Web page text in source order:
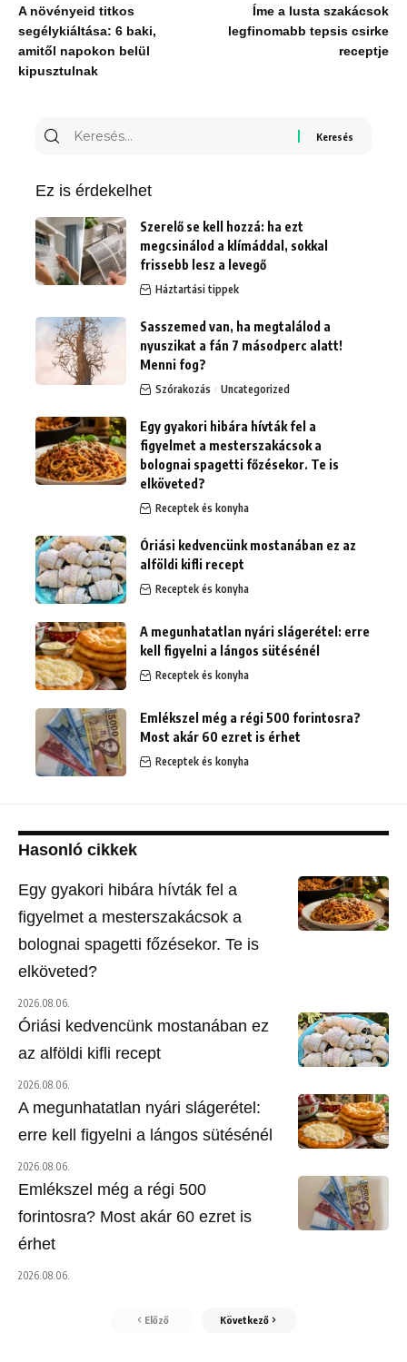
A növényeid titkos
segélykiáltása: 6 baki,
amitől napokon belül
kipusztulnak
Íme a lusta szakácsok
legfinomabb tepsis csirke
receptje
Keresés
Ez is érdekelhet
Szerelő se kell hozzá: ha ezt
megcsinálod a klímáddal, sokkal
frissebb lesz a levegő
Háztartási tippek
Sasszemed van, ha megtalálod a
nyuszikat a fán 7 másodperc alatt!
Menni fog?
Szórakozás Uncategorized
Egy gyakori hibára hívták fel a
figyelmet a mesterszakácsok a
bolognai spagetti főzésekor. Te is
elköveted?
Receptek és konyha
Óriási kedvencünk mostanában ez az
alföldi kifli recept
Receptek és konyha
A megunhatatlan nyári slágerétel: erre
kell figyelni a lángos sütésénél
Receptek és konyha
Emlékszel még a régi 500 forintosra?
Most akár 60 ezret is érhet
Receptek és konyha
Hasonló cikkek
Egy gyakori hibára hívták fel a
figyelmet a mesterszakácsok a
bolognai spagetti főzésekor. Te is
elköveted?
2026.08.06.
Óriási kedvencünk mostanában ez
az alföldi kifli recept
2026.08.06.
A megunhatatlan nyári slágerétel:
erre kell figyelni a lángos sütésénél
2026.08.06.
Emlékszel még a régi 500
forintosra? Most akár 60 ezret is
érhet
2026.08.06.
Előző Következő